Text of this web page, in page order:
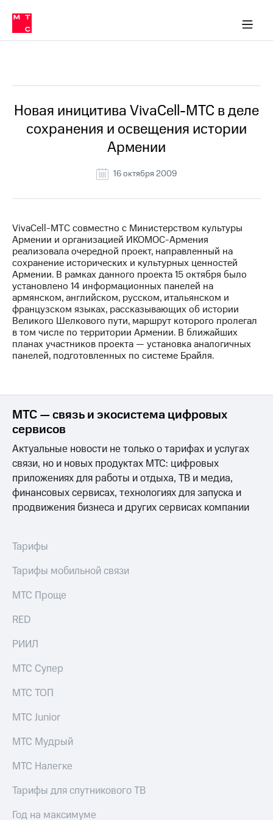
Медиа-центр
и акционерам
Устойчивое развитие
Комплаенс и деловая этика
компании
Карьера
История
компании
информация
Контакты
Медиа-центр
Пресс-
релизы
МТС
о технологиях
Достижения
Интервью
Контакты
Новости
в
регионе
и акционерам
Корпоративное
управление
Информация
Документы
кабинет
акционера
Акционерный
капитал
и
аудит
Рынок
Программа
Порядок
в МТС
Пресс-
релизы
о технологиях
Новая иницитива VivaCell-МТС в деле
сохранения и освещения истории
Армении
16 октября 2009
VivaCell-МТС совместно с Министерством культуры
Армении и организацией ИКОМОС-Армения
реализовала очередной проект, направленный на
сохранение исторических и культурных ценностей
Армении. В рамках данного проекта 15 октября было
установлено 14 информационных панелей на
армянском, английском, русском, итальянском и
французском языках, рассказывающих об истории
Великого Шелкового пути, маршрут которого пролегал
в том числе по территории Армении. В ближайших
планах участников проекта — установка аналогичных
панелей, подготовленных по системе Брайля.
МТС — связь и экосистема цифровых
сервисов
Актуальные новости не только о тарифах и услугах
связи, но и новых продуктах МТС: цифровых
приложениях для работы и отдыха, ТВ и медиа,
финансовых сервисах, технологиях для запуска и
продвижения бизнеса и других сервисах компании
Тарифы
Тарифы мобильной связи
МТС Проще
RED
РИИЛ
МТС Супер
МТС ТОП
МТС Junior
МТС Мудрый
МТС Налегке
Тарифы для спутникового ТВ
Год на максимуме